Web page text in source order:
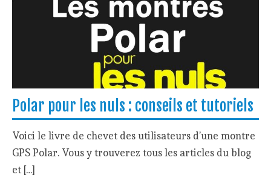
Polar pour les nuls : conseils et tutoriels
Voici le livre de chevet des utilisateurs d’une montre
GPS Polar. Vous y trouverez tous les articles du blog
et […]